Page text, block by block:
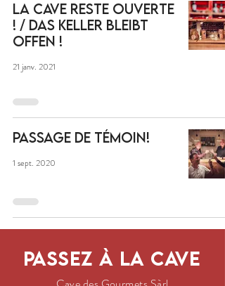
La Cave reste ouverte
! / Das Keller bleibt
offen !
21 janv. 2021
Passage de témoin!
1 sept. 2020
Passez à la cave